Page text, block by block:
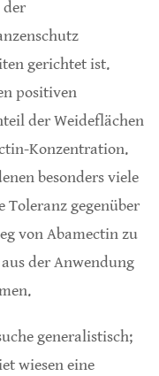
der
gerichtet ist.
positiven
der Weideflächen
Konzentration.
besonders viele
Toleranz gegenüber
von Abamectin zu
der Anwendung
generalistisch;
wiesen eine